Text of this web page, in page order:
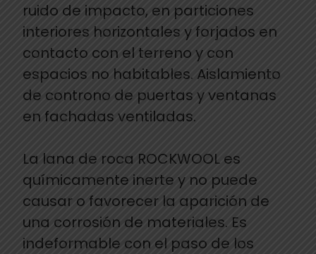
ruido de impacto, en particiones
interiores horizontales y forjados en
contacto con el terreno y con
espacios no habitables. Aislamiento
de controno de puertas y ventanas
en fachadas ventiladas.
La lana de roca ROCKWOOL es
químicamente inerte y no puede
causar o favorecer la aparición de
una corrosión de materiales. Es
indeformable con el paso de los